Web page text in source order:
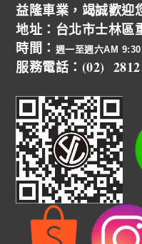
益隆車業，竭誠歡迎
地址：台北市士林
時間： 週一至週六AM
服務電話：(02)